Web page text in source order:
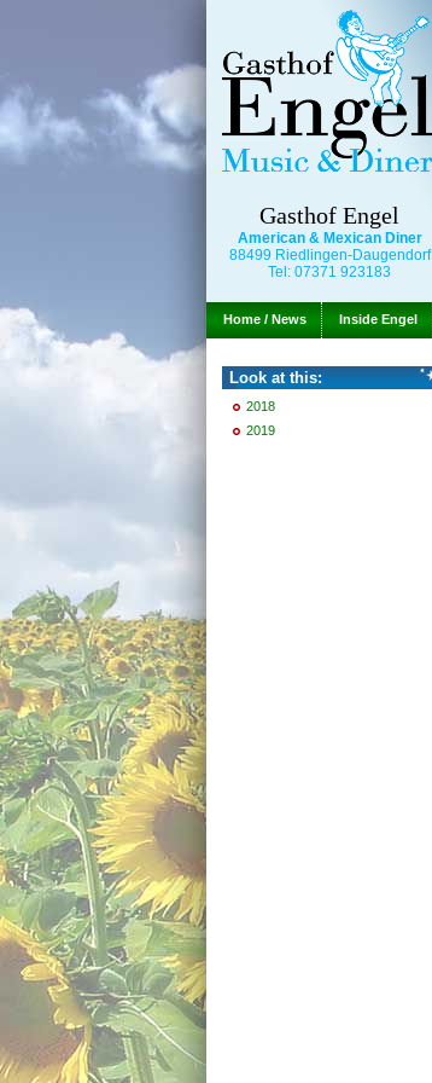
Gasthof Engel
American & Mexican Diner
88499 Riedlingen-Daugendorf
Tel: 07371 923183
Home / News Inside Engel
Look at this:
2018
2019